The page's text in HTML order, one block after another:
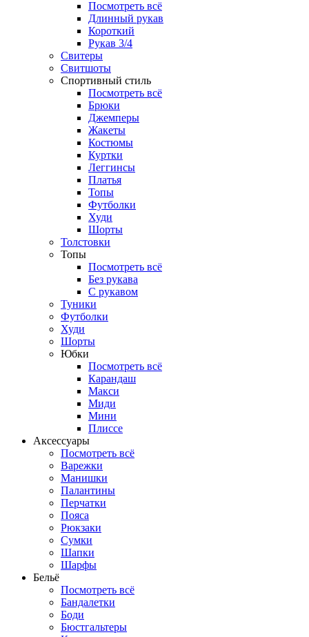
Посмотреть всё
Длинный рукав
Короткий
Рукав 3/4
Свитеры
Свитшоты
Спортивный стиль
Посмотреть всё
Брюки
Джемперы
Жакеты
Костюмы
Куртки
Леггинсы
Платья
Топы
Футболки
Худи
Шорты
Толстовки
Топы
Посмотреть всё
Без рукава
С рукавом
Туники
Футболки
Худи
Шорты
Юбки
Посмотреть всё
Карандаш
Макси
Миди
Мини
Плиссе
Аксессуары
Посмотреть всё
Варежки
Манишки
Палантины
Перчатки
Пояса
Рюкзаки
Сумки
Шапки
Шарфы
Бельё
Посмотреть всё
Бандалетки
Боди
Бюстгальтеры